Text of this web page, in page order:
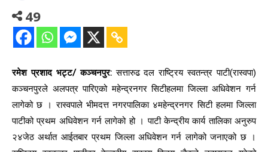
49
रमेश प्रशाद भट्ट/ कञ्चनपुर:सत्तारुढ दल राष्ट्रिय स्वतन्त्र पाटी(रास्वपा)
कञ्चनपुरले अलपत्र पारिएको महेन्द्रनगर सिटीहलमा जिल्ला अधिवेशन गर्न
लागेको छ । रास्वपाले भीमदत्त नगरपालिका ४महेन्द्रनगर सिटी हलमा जिल्ला
पाटीको प्रथम अधिवेशन गर्न लागेको हो । पाटी केन्द्रीय कार्य तालिका अनुरुप
२४जेठ अर्थात आईतबार प्रथम जिल्ला अधिवेशन गर्न लागेको जनाएको छ ।